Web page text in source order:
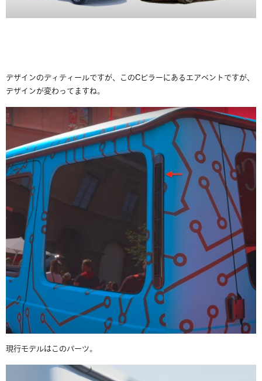
デザインのディティールですが、このCピラーにあるエアベントですが、
デザインが変わってますね。
現行モデルはこのパーツ。